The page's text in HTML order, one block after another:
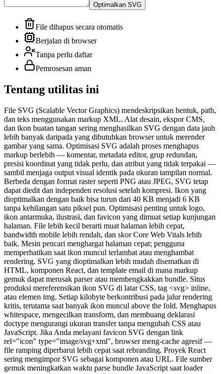
Optimalkan SVG
File dihapus secara otomatis
Berjalan di browser
Tanpa perlu daftar
Pemrosesan aman
Tentang utilitas ini
File SVG (Scalable Vector Graphics) mendeskripsikan bentuk, path,
dan teks menggunakan markup XML. Alat desain, ekspor CMS,
dan ikon buatan tangan sering menghasilkan SVG dengan data jauh
lebih banyak daripada yang dibutuhkan browser untuk merender
gambar yang sama. Optimisasi SVG adalah proses menghapus
markup berlebih — komentar, metadata editor, grup redundan,
presisi koordinat yang tidak perlu, dan atribut yang tidak terpakai —
sambil menjaga output visual identik pada ukuran tampilan normal.
Berbeda dengan format raster seperti PNG atau JPEG, SVG tetap
dapat diedit dan independen resolusi setelah kompresi. Ikon yang
dioptimalkan dengan baik bisa turun dari 40 KB menjadi 6 KB
tanpa kehilangan satu piksel pun. Optimisasi penting untuk logo,
ikon antarmuka, ilustrasi, dan favicon yang dimuat setiap kunjungan
halaman. File lebih kecil berarti muat halaman lebih cepat,
bandwidth mobile lebih rendah, dan skor Core Web Vitals lebih
baik. Mesin pencari menghargai halaman cepat; pengguna
memperhatikan saat ikon muncul terlambat atau menghambat
rendering. SVG yang dioptimalkan lebih mudah disematkan di
HTML, komponen React, dan template email di mana markup
gemuk dapat merusak parser atau membengkakkan bundle. Situs
produksi mereferensikan ikon SVG di latar CSS, tag <svg> inline,
atau elemen img. Setiap kilobyte berkontribusi pada jalur rendering
kritis, terutama saat banyak ikon muncul above the fold. Menghapus
whitespace, mengecilkan transform, dan membuang deklarasi
doctype mengurangi ukuran transfer tanpa mengubah CSS atau
JavaScript. Jika Anda melayani favicon SVG dengan link
rel="icon" type="image/svg+xml", browser meng-cache agresif —
file ramping diperbarui lebih cepat saat rebranding. Proyek React
sering mengimpor SVG sebagai komponen atau URL. File sumber
gemuk meningkatkan waktu parse bundle JavaScript saat loader